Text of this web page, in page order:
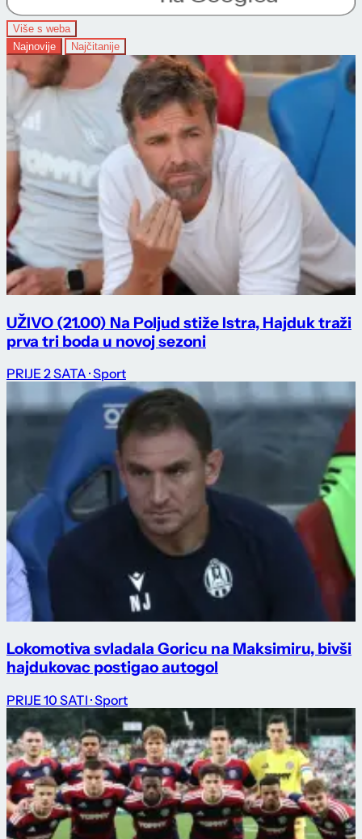
Više s weba
Najnovije
Najčitanije
UŽIVO (21.00) Na Poljud stiže Istra, Hajduk traži
prva tri boda u novoj sezoni
PRIJE 2 SATA · Sport
Lokomotiva svladala Goricu na Maksimiru, bivši
hajdukovac postigao autogol
PRIJE 10 SATI · Sport